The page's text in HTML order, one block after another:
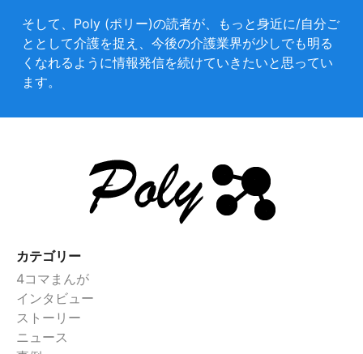
そして、Poly (ポリー)の読者が、もっと身近に/自分ご
ととして介護を捉え、今後の介護業界が少しでも明る
くなれるように情報発信を続けていきたいと思ってい
ます。
カテゴリー
4コマまんが
インタビュー
ストーリー
ニュース